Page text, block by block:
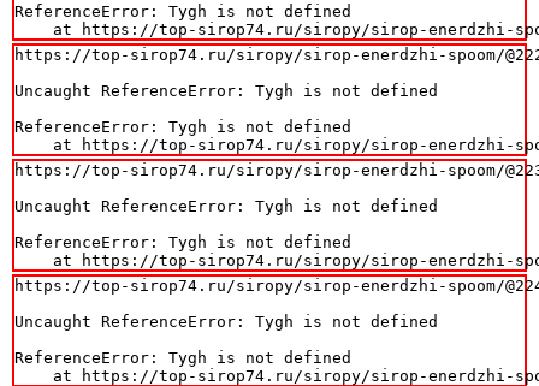
ReferenceError: Tygh is not defined
at https://top-sirop74.ru/siropy/sirop-enerdzhi-
https://top-sirop74.ru/siropy/sirop-enerdzhi-spoom/
Uncaught ReferenceError: Tygh is not defined
ReferenceError: Tygh is not defined
at https://top-sirop74.ru/siropy/sirop-enerdzhi-
https://top-sirop74.ru/siropy/sirop-enerdzhi-spoom/
Uncaught ReferenceError: Tygh is not defined
ReferenceError: Tygh is not defined
at https://top-sirop74.ru/siropy/sirop-enerdzhi-
https://top-sirop74.ru/siropy/sirop-enerdzhi-spoom/
Uncaught ReferenceError: Tygh is not defined
ReferenceError: Tygh is not defined
at https://top-sirop74.ru/siropy/sirop-enerdzhi-